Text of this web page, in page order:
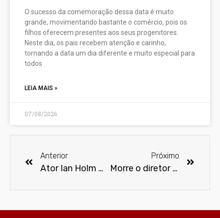
O sucesso da comemoração dessa data é muito
grande, movimentando bastante o comércio, pois os
filhos oferecem presentes aos seus progenitores.
Neste dia, os pais recebem atenção e carinho,
tornando a data um dia diferente e muito especial para
todos
LEIA MAIS »
07/08/2026
Anterior
Ator Ian Holm morre aos 88 anos
Próximo
Morre o diretor de cinema Joel Schumacher aos 80 anos